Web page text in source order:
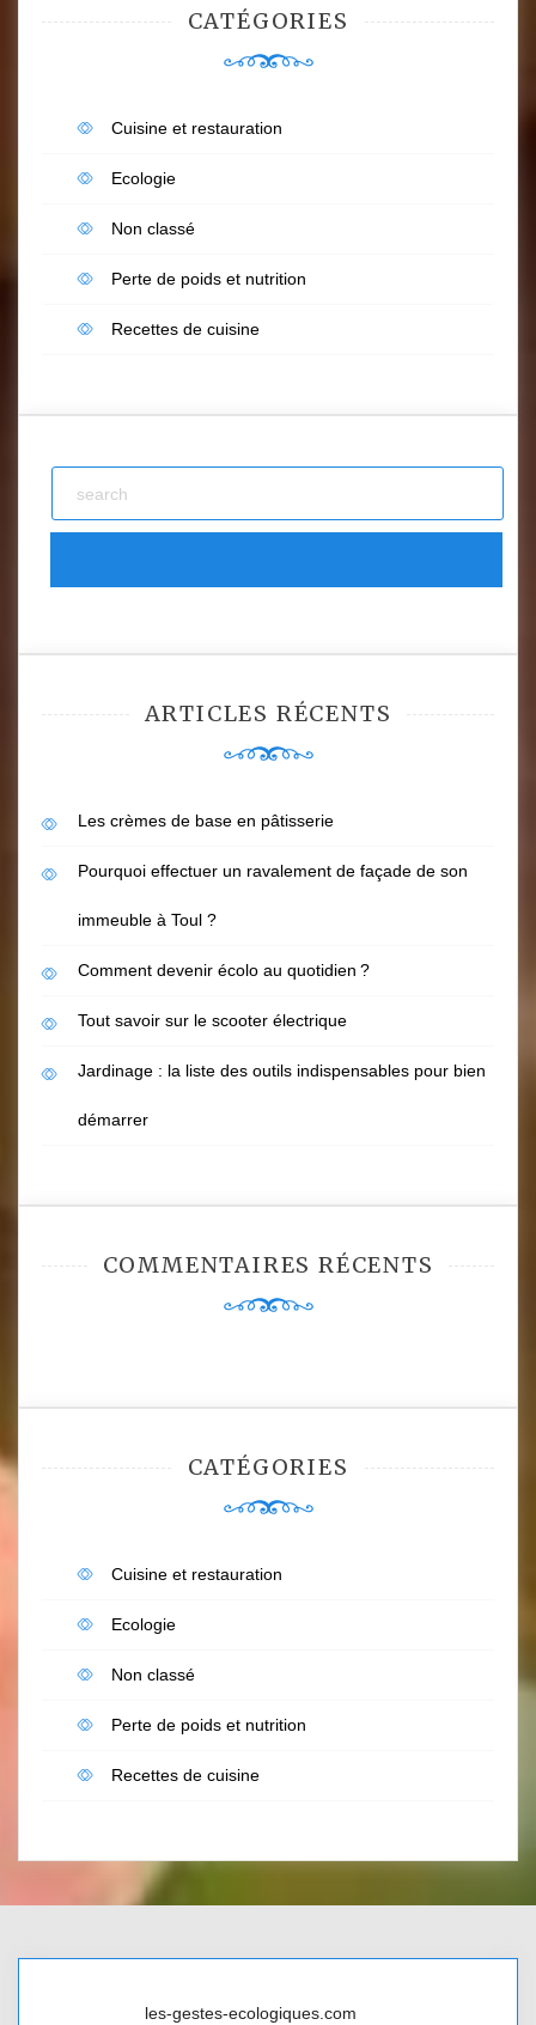
CATÉGORIES
Cuisine et restauration
Ecologie
Non classé
Perte de poids et nutrition
Recettes de cuisine
ARTICLES RÉCENTS
Les crèmes de base en pâtisserie
Pourquoi effectuer un ravalement de façade de son
immeuble à Toul ?
Comment devenir écolo au quotidien ?
Tout savoir sur le scooter électrique
Jardinage : la liste des outils indispensables pour bien
démarrer
COMMENTAIRES RÉCENTS
CATÉGORIES
Cuisine et restauration
Ecologie
Non classé
Perte de poids et nutrition
Recettes de cuisine
les-gestes-ecologiques.com